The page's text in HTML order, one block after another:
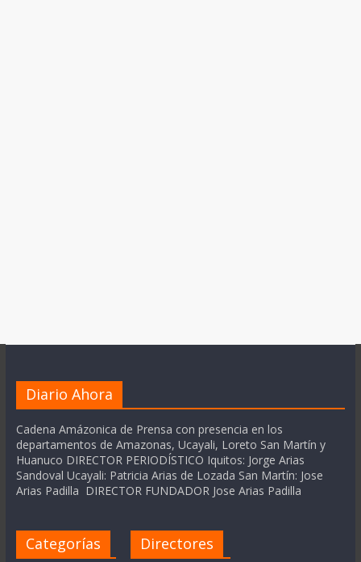
Diario Ahora
Cadena Amázonica de Prensa con presencia en los
departamentos de Amazonas, Ucayali, Loreto San Martín y
Huanuco DIRECTOR PERIODÍSTICO Iquitos: Jorge Arias
Sandoval Ucayali: Patricia Arias de Lozada San Martín: Jose
Arias Padilla DIRECTOR FUNDADOR Jose Arias Padilla
Categorías Directores